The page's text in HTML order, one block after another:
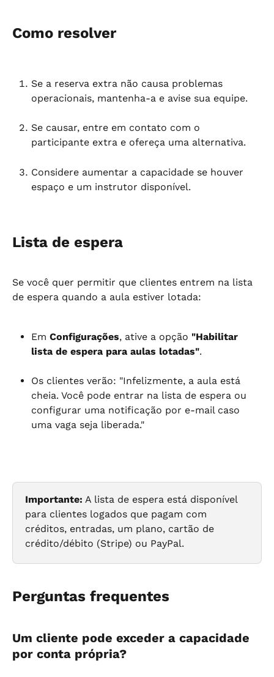
Como resolver
Se a reserva extra não causa problemas
operacionais, mantenha-a e avise sua equipe.
Se causar, entre em contato com o
participante extra e ofereça uma alternativa.
Considere aumentar a capacidade se houver
espaço e um instrutor disponível.
Lista de espera
Se você quer permitir que clientes entrem na lista
de espera quando a aula estiver lotada:
Em Configurações, ative a opção "Habilitar
lista de espera para aulas lotadas".
Os clientes verão: "Infelizmente, a aula está
cheia. Você pode entrar na lista de espera ou
configurar uma notificação por e-mail caso
uma vaga seja liberada."
Importante: A lista de espera está disponível
para clientes logados que pagam com
créditos, entradas, um plano, cartão de
crédito/débito (Stripe) ou PayPal.
Perguntas frequentes
Um cliente pode exceder a capacidade
por conta própria?